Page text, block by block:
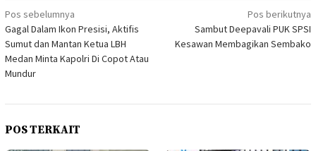
Navigasi
pos
Pos sebelumnya
Gagal Dalam Ikon Presisi, Aktifis
Sumut dan Mantan Ketua LBH
Medan Minta Kapolri Di Copot Atau
Mundur
Pos berikutnya
Sambut Deepavali PUK SPSI
Kesawan Membagikan Sembako
POS TERKAIT